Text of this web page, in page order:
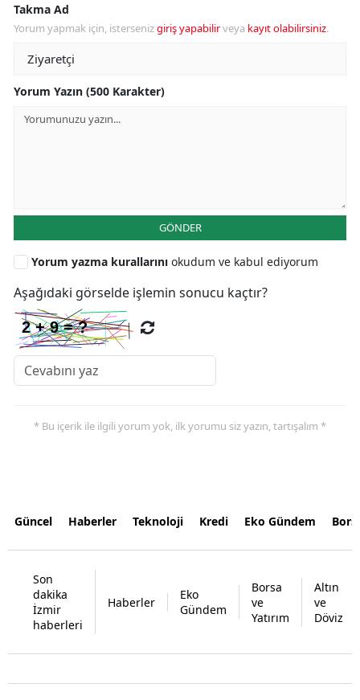
Takma Ad
Yorum yapmak için, istersenizgiriş yapabilirveya kayıt olabilirsiniz.
Yorum Yazın (500 Karakter)
GÖNDER
Yorum yazma kurallarını okudum ve kabul ediyorum
Aşağıdaki görselde işlemin sonucu kaçtır?
* Bu içerik ile ilgili yorum yok, ilk yorumu siz yazın, tartışalım *
Güncel Haberler Teknoloji Kredi Eko Gündem
Son
dakika
İzmir
haberleri
Haberler
Eko
Gündem
Borsa
ve
Yatırım
Altın
ve
Döviz